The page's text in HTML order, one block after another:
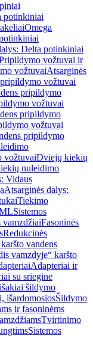
potinkiniai
Omega
Delta potinkiniai
vožtuvai ir
vožtuvaiAtsarginės
vožtuvai
pripildymo
vožtuvai
pripildymo
vožtuvai
pripildymo
vožtuvaiDviejų kiekių
nuleidimo
Vidaus
Atsarginės dalys:
Tiekimo
Sistemos
vamzdžiaiFasoninės
Redukcinės
vandens
vamzdyje“ karšto
Adapteriai ir
su sriegine
šildymo
išardomosiosŠildymo
ir fasoninėms
Tvirtinimo
Sistemos